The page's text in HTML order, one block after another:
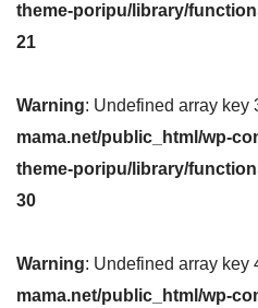
theme-poripu/library/
21
Warning: Undefined array key
mama.net/public_html/wp-
theme-poripu/library/
30
Warning: Undefined array key
mama.net/public_html/wp-